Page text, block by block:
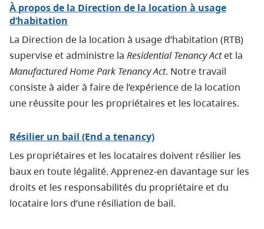
À propos de la Direction de la location à usage
d’habitation
La Direction de la location à usage d’habitation (RTB)
supervise et administre la Residential Tenancy Actet la
Manufactured Home Park Tenancy Act. Notre travail
consiste à aider à faire de l’expérience de la location
une réussite pour les propriétaires et les locataires.
Résilier un bail (End a tenancy)
Les propriétaires et les locataires doivent résilier les
baux en toute légalité. Apprenez-en davantage sur les
droits et les responsabilités du propriétaire et du
locataire lors d’une résiliation de bail.